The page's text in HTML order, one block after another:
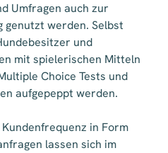
Umfragen auch zur
genutzt werden. Selbst
und
mit spielerischen Mitteln
Choice Tests und
aufgepeppt werden.
in Form
lassen sich im